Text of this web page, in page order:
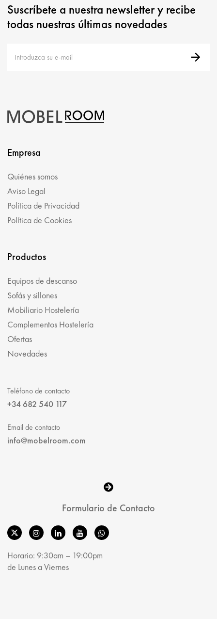
Suscríbete a nuestra newsletter y recibe
todas nuestras últimas novedades
Empresa
Quiénes somos
Aviso Legal
Política de Privacidad
Política de Cookies
Productos
Equipos de descanso
Sofás y sillones
Mobiliario Hostelería
Complementos Hostelería
Ofertas
Novedades
Teléfono de contacto
+34 682 540 117
Email de contacto
info@mobelroom.com
Formulario de Contacto
Horario: 9:30am – 19:00pm
de Lunes a Viernes